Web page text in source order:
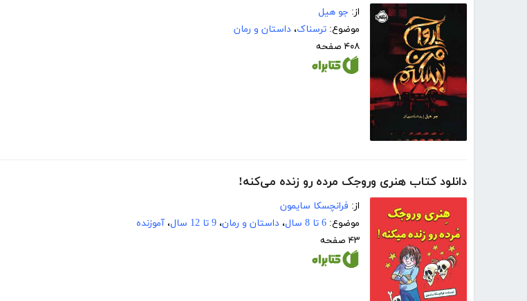
از: جو ھیل
موضوع: ترسناک، داستان و رمان
۴۰۸ صفحه
دانلود کتاب هنری وروجک مرده رو زنده می‌کنه!
از: فرانچسکا سایمون
موضوع: 6 تا 8 سال ، داستان و رمان، 9 تا 12 سال ، آموزنده
۴۳ صفحه